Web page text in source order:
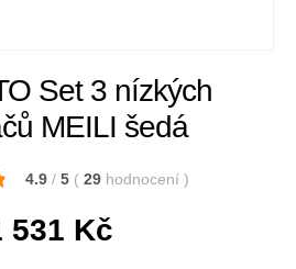
Set 3 nízkých
MEILI šedá
4.9 / 5 ( 29 hodnocení )
531 Kč